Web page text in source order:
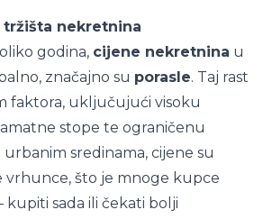
nekretnina
godina, cijene nekretnina u
značajno su porasle. Taj rast
faktora, uključujući visoku
stope te ograničenu
sredinama, cijene su
vrhunce, što je mnoge kupce
sada ili čekati bolji